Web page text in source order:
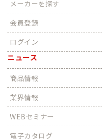
メーカーを探す
会員登録
ログイン
ニュース
商品情報
業界情報
WEBセミナー
電子カタログ